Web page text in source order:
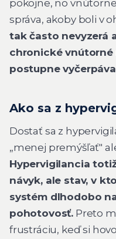
pokojne, no
správa, akoby boli v
tak často nevyzerá
chronické vnútorné
postupne
Ako sa z
Dostať sa z
„menej premýšľať"
Hypervigilancia
návyk, ale stav, v
systém dlhodobo
pohotovosť. Preto
frustráciu, keď si